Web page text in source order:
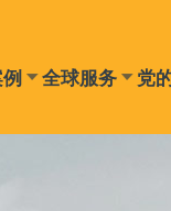
全球服务 党